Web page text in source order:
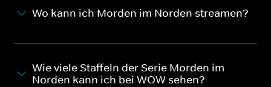
Wo kann ich Morden im Norden streamen?
Wie viele Staffeln der Serie Morden im
Norden kann ich bei WOW sehen?